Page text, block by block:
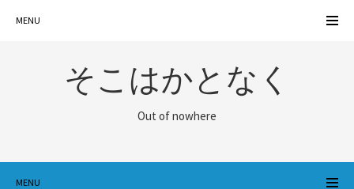
MENU
そこはかとなく
Out of nowhere
MENU